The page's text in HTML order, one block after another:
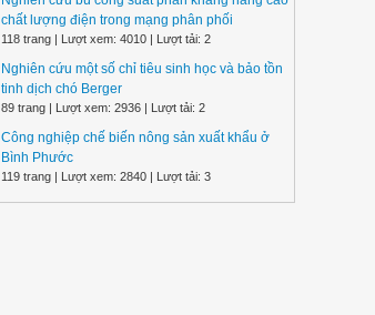
chất lượng điện trong mạng phân phối
118 trang | Lượt xem: 4010 | Lượt tải: 2
Nghiên cứu một số chỉ tiêu sinh học và bảo tồn
tinh dịch chó Berger
89 trang | Lượt xem: 2936 | Lượt tải: 2
Công nghiệp chế biến nông sản xuất khẩu ở
Bình Phước
119 trang | Lượt xem: 2840 | Lượt tải: 3